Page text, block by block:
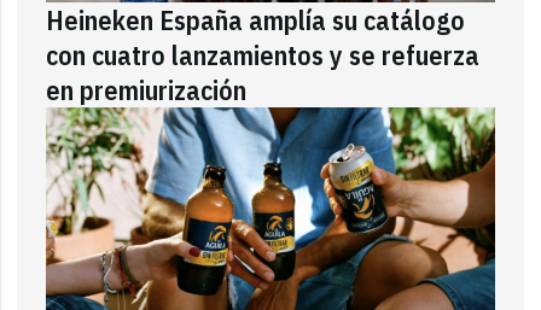
Heineken España amplía su catálogo
con cuatro lanzamientos y se refuerza
en premiurización